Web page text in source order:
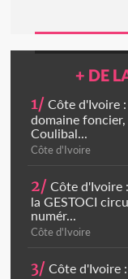
+ DE
1/ Côte d'Ivoire
domaine
Coulibal...
Côte d'Ivoire
2/ Côte d'Ivoire
la GESTOCI
numér...
Côte d'Ivoire
3/ Côte d'Ivoire